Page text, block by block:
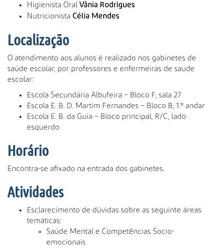
Higienista Oral Vânia Rodrigues
Nutricionista Célia Mendes
Localização
O atendimento aos alunos é realizado nos gabinetes de
saúde escolar, por professores e enfermeiras de saúde
escolar:
Escola Secundária Albufeira – Bloco F, sala 27
Escola E. B. D. Martim Fernandes – Bloco B, 1.º andar
Escola E. B. da Guia – Bloco principal, R/C, lado
esquerdo
Horário
Encontra-se afixado na entrada dos gabinetes.
Atividades
Esclarecimento de dúvidas sobre as seguinte áreas
temáticas:
Saúde Mental e Competências Socio-
emocionais